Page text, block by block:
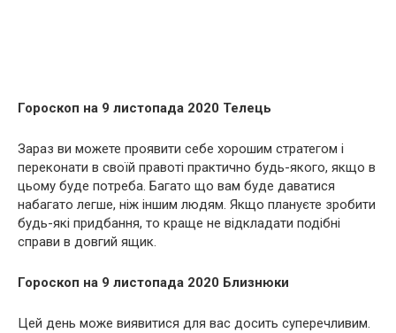
Гороскоп на 9 листопада 2020 Телець
Зараз ви можете проявити себе хорошим стратегом і
переконати в своїй правоті практично будь-якого, якщо в
цьому буде потреба. Багато що вам буде даватися
набагато легше, ніж іншим людям. Якщо плануєте зробити
будь-які придбання, то краще не відкладати подібні
справи в довгий ящик.
Гороскоп на 9 листопада 2020 Близнюки
Цей день може виявитися для вас досить суперечливим.